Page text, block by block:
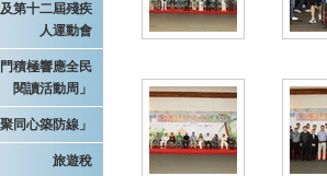
第十二屆殘疾
人運動會
積極響應全民
閱讀活動周」
同心築防線」
旅遊稅